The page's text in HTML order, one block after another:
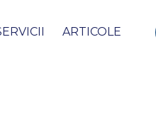
ARTICOLE